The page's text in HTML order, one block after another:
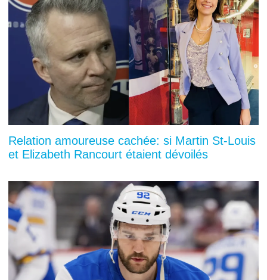
Relation amoureuse cachée: si Martin St-Louis
et Elizabeth Rancourt étaient dévoilés